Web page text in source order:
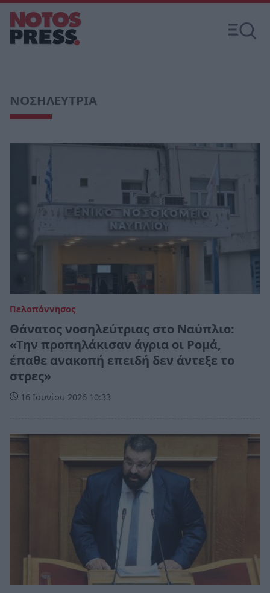
ΝΟΣΗΛΕΥΤΡΙΑ
Πελοπόννησος
Θάνατος νοσηλεύτριας στο Ναύπλιο:
«Την προπηλάκισαν άγρια οι Ρομά,
έπαθε ανακοπή επειδή δεν άντεξε το
στρες»
16 Ιουνίου 2026 10:33